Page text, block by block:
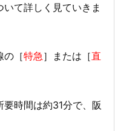
て詳しく見ていきま
の［特急］または［直
時間は約31分で、阪